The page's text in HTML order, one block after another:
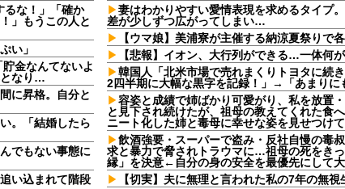
な！」「確か
」もうこの人と
い」
金なんてないよ
となり…
に昇格。自分と
。「結婚したら
でもない事態に
い込まれて階段
妻はわかりやすい愛情表現を求めるタイプ
差が少しずつ広がってしまい…
【ウマ娘】美浦寮が主催する納涼夏祭りで
【悲報】イオン、大行列ができる…一体何
韓国人「北米市場で売れまくりトヨタに続
2四半期に大幅な黒字を記録！」→「あまりに
容姿と成績で姉ばかり可愛がり、私を放置
と見下され続けたが、祖母の教えてくれた食
ニート化した姉と毒母に幸せな姿を見せつけ
飲酒強要・スーパーで盗み・反社自慢の毒
求と暴力で脅されトラウマに…祖母の死をき
縁」を決意←自分の身の安全を最優先にして
【切実】夫に無理と言われた私の7年の無